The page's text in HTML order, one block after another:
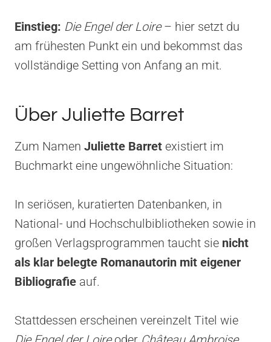
Einstieg: Die Engel der Loire– hier setzt du
am frühesten Punkt ein und bekommst das
vollständige Setting von Anfang an mit.
Über Juliette Barret
Zum Namen Juliette Barret existiert im
Buchmarkt eine ungewöhnliche Situation:
In seriösen, kuratierten Datenbanken, in
National- und Hochschulbibliotheken sowie in
großen Verlagsprogrammen taucht sie nicht
als klar belegte Romanautorin mit eigener
Bibliografie auf.
Stattdessen erscheinen vereinzelt Titel wie